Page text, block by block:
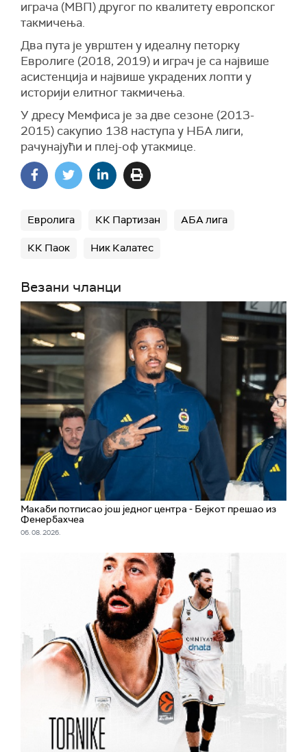
играча (МВП) другог по квалитету европског
такмичења.
Два пута је уврштен у идеалну петорку
Евролиге (2018, 2019) и играч је са највише
асистенција и највише украдених лопти у
историји елитног такмичења.
У дресу Мемфиса је за две сезоне (2013-
2015) сакупио 138 наступа у НБА лиги,
рачунајући и плеј-оф утакмице.
Евролига КК Партизан АБА лига
КК Паок Ник Калатес
Везани чланци
Макаби потписао још једног центра - Бејкот прешао из
Фенербахчеа
06. 08. 2026.